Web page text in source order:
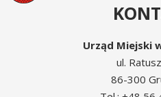
Urząd Miejski
ul.
86-300